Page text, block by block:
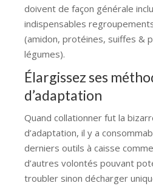
doivent de façon générale
indispensables
(amidon, protéines, suiffes &
légumes).
Élargissez ses
d’adaptation
Quand collationner fut la
d’adaptation, il y a
derniers outils à caisse
d’autres volontés pouvant
troubler sinon décharger